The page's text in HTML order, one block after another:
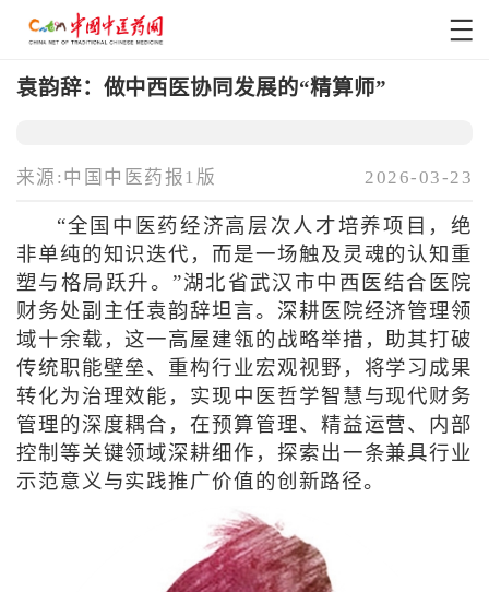
袁韵辞：做中西医协同发展的“精算师”
来源:中国中医药报1版 2026-03-23
“全国中医药经济高层次人才培养项目，绝
非单纯的知识迭代，而是一场触及灵魂的认知重
塑与格局跃升。”湖北省武汉市中西医结合医院
财务处副主任袁韵辞坦言。深耕医院经济管理领
域十余载，这一高屋建瓴的战略举措，助其打破
传统职能壁垒、重构行业宏观视野，将学习成果
转化为治理效能，实现中医哲学智慧与现代财务
管理的深度耦合，在预算管理、精益运营、内部
控制等关键领域深耕细作，探索出一条兼具行业
示范意义与实践推广价值的创新路径。